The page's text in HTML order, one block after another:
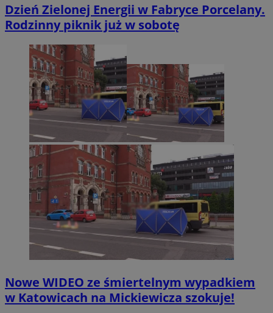
Dzień Zielonej Energii w Fabryce Porcelany.
Rodzinny piknik już w sobotę
Nowe WIDEO ze śmiertelnym wypadkiem
w Katowicach na Mickiewicza szokuje!